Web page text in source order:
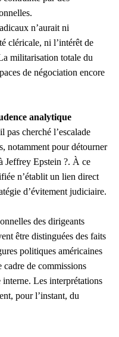
n’aurait ni
cléricale, ni l’intérêt de
militarisation totale du
de négociation encore
analytique
cherché l’escalade
notamment pour détourner
Jeffrey Epstein ?. À ce
n’établit un lien direct
d’évitement judiciaire.
des dirigeants
être distinguées des faits
politiques américaines
de commissions
Les interprétations
pour l’instant, du